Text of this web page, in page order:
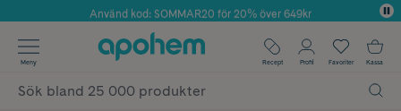
Årets Butik 2025 inom Skönhet
Använd kod: SOMMAR20 för 20% över 649kr
✓ Fri frakt
✓ Poäng på alla köp*
Meny Recept Profil Favoriter Kassa